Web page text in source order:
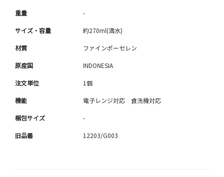
重量 -
サイズ・容量 約270ml(満水)
材質 ファインポーセレン
原産国 INDONESIA
注文単位 1個
機能 電子レンジ対応 食洗機対応
梱包サイズ -
旧品番 12203/G003